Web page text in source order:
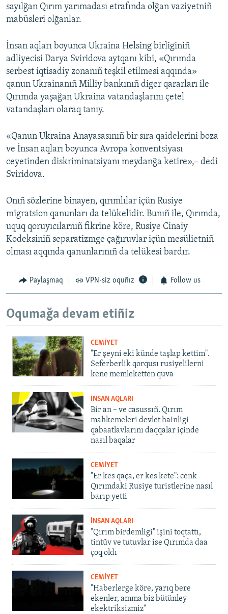
sayılğan Qırım yarımadası etrafında olğan vaziyetniñ
mabüsleri olğanlar.
İnsan aqları boyunca Ukraina Helsing birliginiñ
adliyecisi Darya Sviridova aytqanı kibi, «Qırımda
serbest iqtisadiy zonanıñ teşkil etilmesi aqqında»
qanun Ukrainanıñ Milliy bankınıñ diger qararları ile
Qırımda yaşağan Ukraina vatandaşlarını çetel
vatandaşları olaraq tanıy.
«Qanun Ukraina Anayasasınıñ bir sıra qaidelerini boza
ve İnsan aqları boyunca Avropa konventsiyası
ceyetinden diskriminatsiyanı meydanğa ketire»,– dedi
Sviridova.
Onıñ sözlerine binayen, qırımlılar içün Rusiye
migratsion qanunları da telükelidir. Bunıñ ile, Qırımda,
uquq qoruyıcılarnıñ fikrine köre, Rusiye Cinaiy
Kodeksiniñ separatizmge çağıruvlar içün mesülietniñ
olması aqqında qanunlarınıñ da telükesi bardır.
Paylaşmaq VPN-siz oquñız Follow us
Oqumağa devam etiñiz
CEMİYET
"Er şeyni eki künde taşlap kettim".
Seferberlik qorqusı rusiyelilerni
kene memleketten quva
İNSAN AQLARI
Bir an – ve casussıñ. Qırım
mahkemeleri devlet hainligi
qabaatlavlarını daqqalar içinde
nasıl baqalar
CEMİYET
"Er kes qaça, er kes kete": cenk
Qırımdaki Rusiye turistlerine nasıl
barıp yetti
İNSAN AQLARI
"Qırım birdemligi" işini toqtattı,
tintüv ve tutuvlar ise Qırımda daa
çoq oldı
CEMİYET
"Haberlerge köre, yarıq bere
ekenler, amma biz bütünley
ekektriksizmiz"